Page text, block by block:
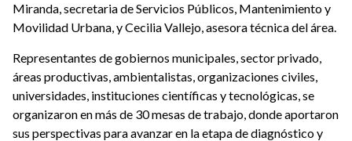
Miranda, secretaria de Servicios Públicos, Mantenimiento y
Movilidad Urbana, y Cecilia Vallejo, asesora técnica del área.
Representantes de gobiernos municipales, sector privado,
áreas productivas, ambientalistas, organizaciones civiles,
universidades, instituciones científicas y tecnológicas, se
organizaron en más de 30 mesas de trabajo, donde aportaron
sus perspectivas para avanzar en la etapa de diagnóstico y